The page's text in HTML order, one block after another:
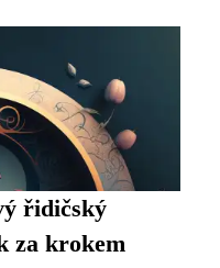
řidičský
za krokem